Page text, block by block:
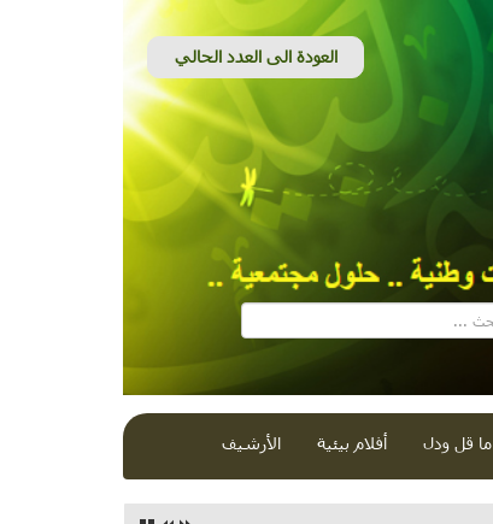
ما قل ودل أفلام بيئية الأرشيف